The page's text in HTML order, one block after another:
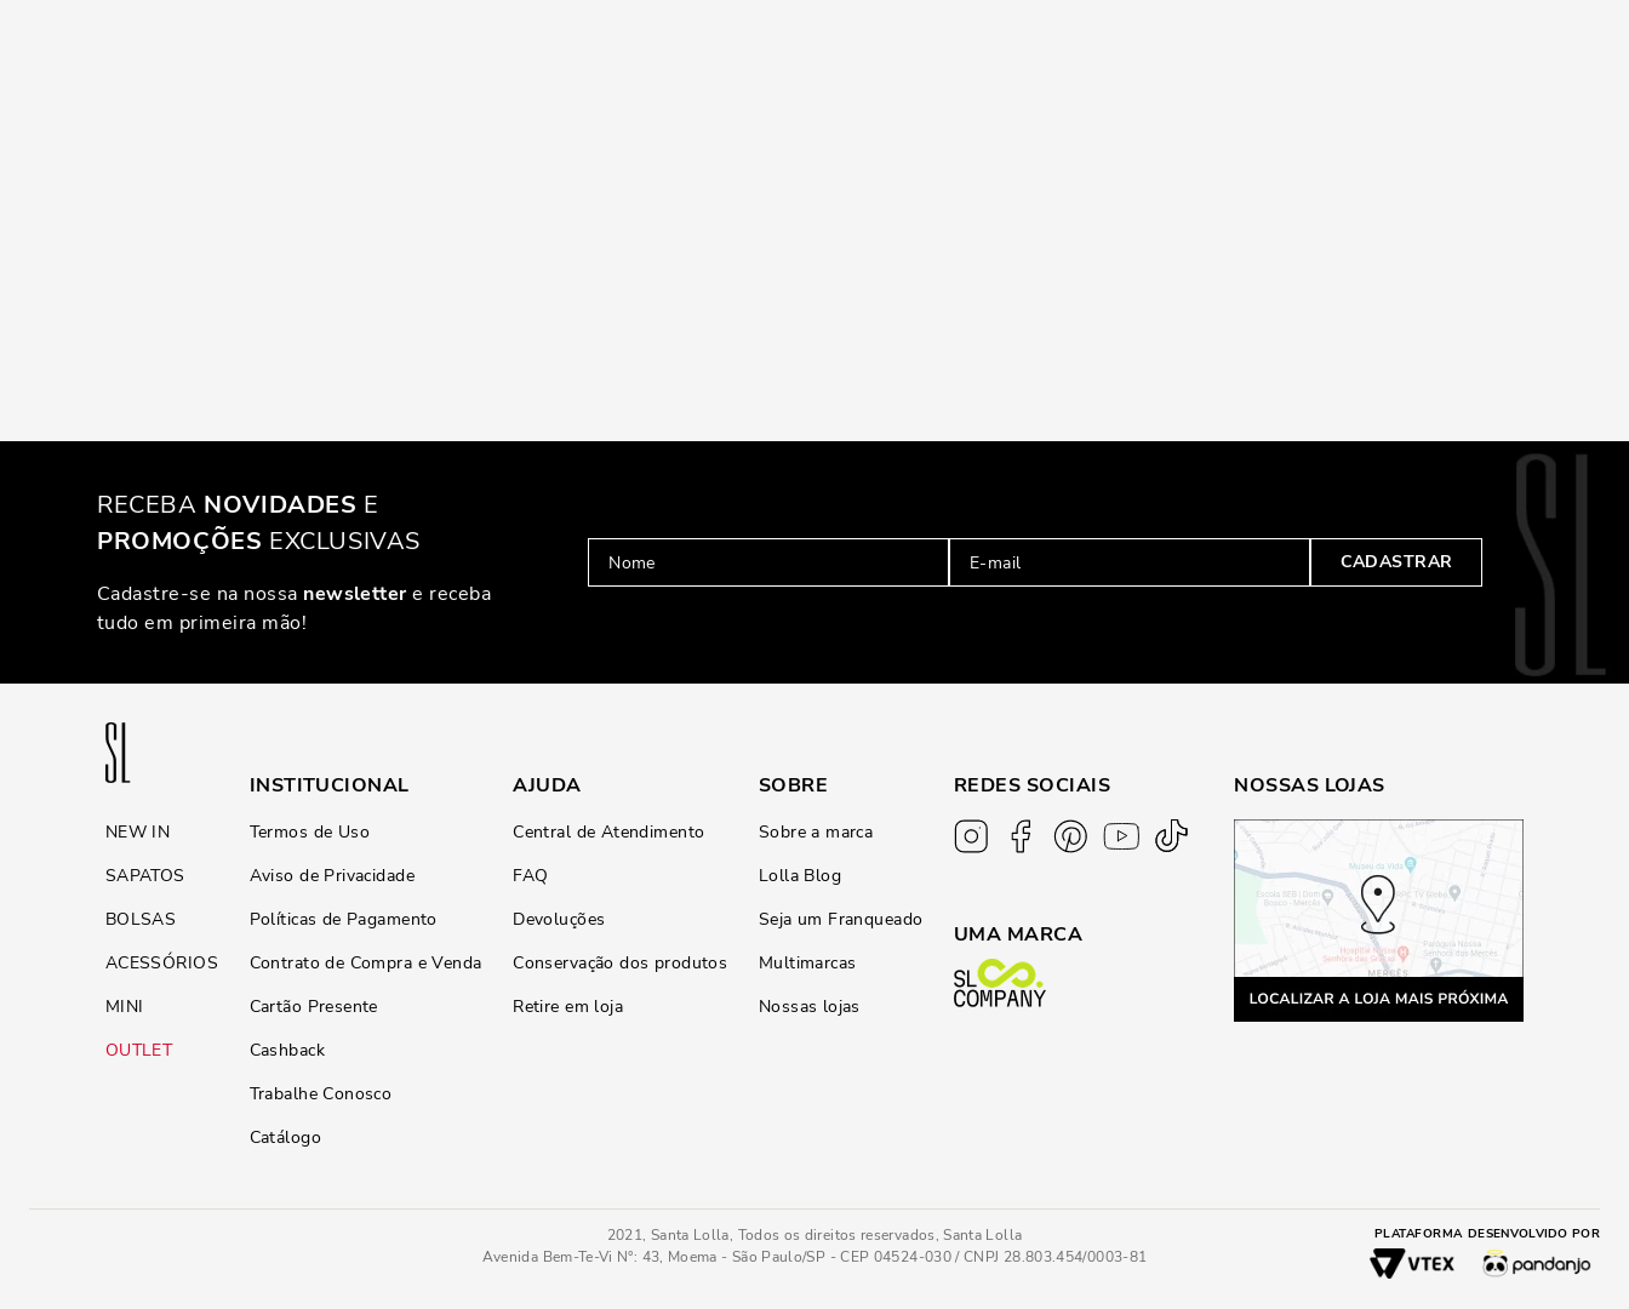
RECEBA NOVIDADES E
PROMOÇÕES EXCLUSIVAS
Cadastre-se na nossa newslettere receba
tudo em primeira mão!
CADASTRAR
NEW IN
SAPATOS
BOLSAS
ACESSÓRIOS
MINI
OUTLET
INSTITUCIONAL
Termos de Uso
Aviso de Privacidade
Políticas de Pagamento
Contrato de Compra e Venda
Cartão Presente
Cashback
Trabalhe Conosco
Catálogo
AJUDA
Central de Atendimento
FAQ
Devoluções
Conservação dos produtos
Retire em loja
SOBRE
Sobre a marca
Lolla Blog
Seja um Franqueado
Multimarcas
Nossas lojas
REDES SOCIAIS
UMA MARCA
NOSSAS LOJAS
2021, Santa Lolla, Todos os direitos reservados, Santa Lolla
Avenida Bem-Te-Vi N°: 43, Moema - São Paulo/SP - CEP 04524-030 / CNPJ 28.803.454/0003-81
PLATAFORMA DESENVOLVIDO POR